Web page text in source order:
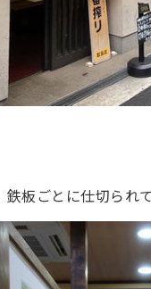
板ごとに仕切られ